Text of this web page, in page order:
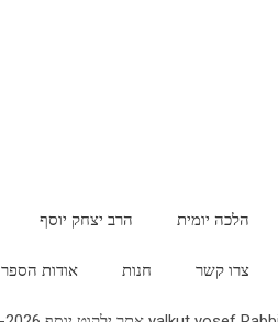
הלכה יומית הרב יצחק יוסף
צרו קשר חנות אודות הספר